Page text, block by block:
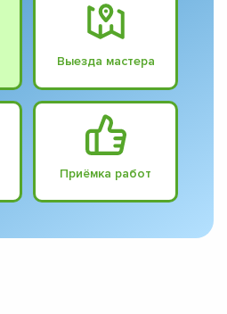
Выезда мастера
Приёмка работ